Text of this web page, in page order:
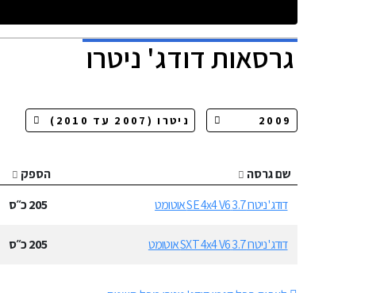
גרסאותדודג' ניטרו
שם גרסה הספק
דודג' ניטרו 3.7 SE 4x4 V6 אוטומט
205כ״ס
דודג' ניטרו 3.7 SXT 4x4 V6 אוטומט 205כ״ס